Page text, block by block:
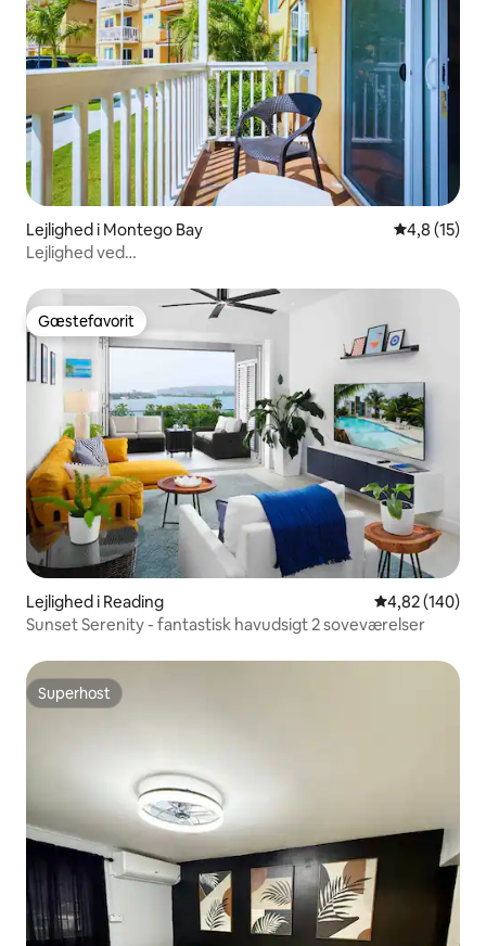
Lejlighed i Montego Bay 4,8 ud af 5
4,8 (15)
Lejlighed ved
stranden
Gæstefavorit
Gæstefavorit
Lejlighed i Reading 4,82 ud af 5 i
4,82 (140)
Sunset Serenity - fantastisk havudsigt 2 soveværelser
Superhost
Superhost